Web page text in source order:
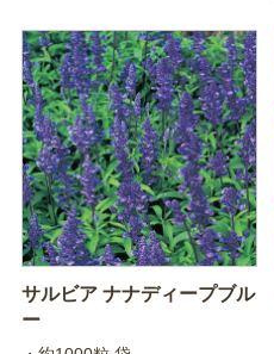
サルビア ナナディープブル
ー